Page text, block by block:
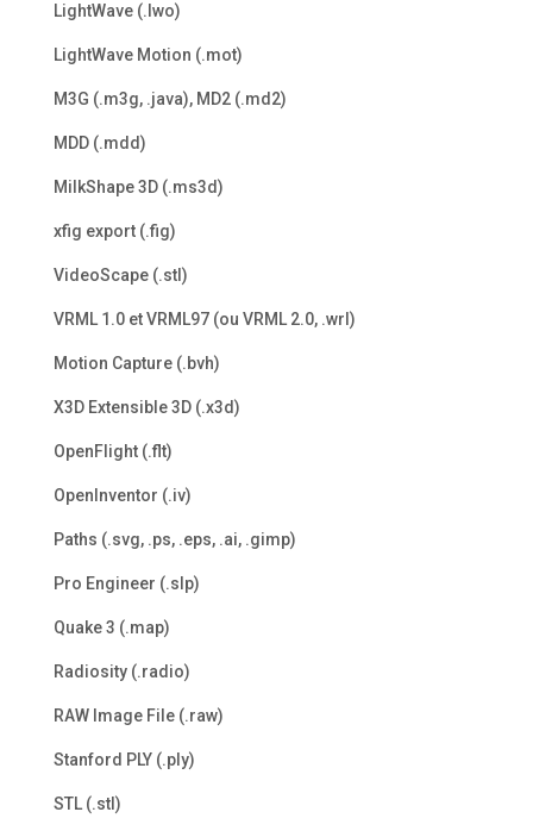
LightWave (.lwo)
LightWave Motion (.mot)
M3G (.m3g, .java), MD2 (.md2)
MDD (.mdd)
MilkShape 3D (.ms3d)
xfig export (.fig)
VideoScape (.stl)
VRML 1.0 et VRML97 (ou VRML 2.0, .wrl)
Motion Capture (.bvh)
X3D Extensible 3D (.x3d)
OpenFlight (.flt)
OpenInventor (.iv)
Paths (.svg, .ps, .eps, .ai, .gimp)
Pro Engineer (.slp)
Quake 3 (.map)
Radiosity (.radio)
RAW Image File (.raw)
Stanford PLY (.ply)
STL (.stl)